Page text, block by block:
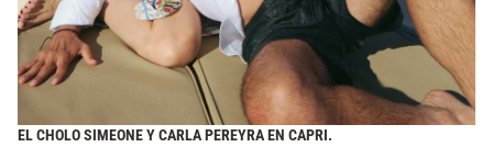
EL CHOLO SIMEONE Y CARLA PEREYRA EN CAPRI.